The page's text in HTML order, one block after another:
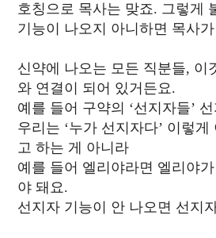
호칭으로 목사는 맞죠. 그렇게
기능이 나오지 아니하면 목사
신약에 나오는 모든 직분들, 이
와 연결이 되어 있거든요.
예를 들어 구약의 ‘선지자들’
우리는 ‘누가 선지자다’ 이렇
고 하는 게 아니라
예를 들어 엘리야라면 엘리야
야 돼요.
선지자 기능이 안 나오면 선지